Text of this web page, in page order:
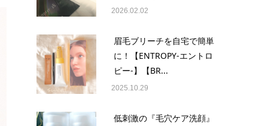
2026.02.02
眉毛ブリーチを自宅で簡単
に！【ENTROPY-エントロ
ピー-】【BR...
2025.10.29
低刺激の『毛穴ケア洗顔』